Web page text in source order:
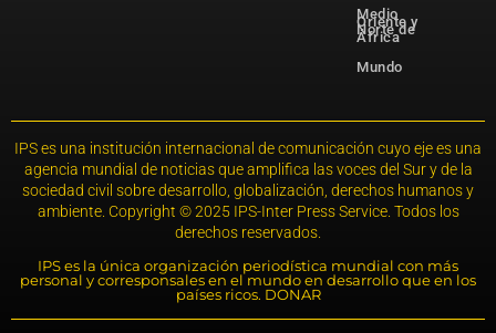
Medio
Oriente y
Norte de
África
Mundo
IPS es una institución internacional de comunicación cuyo eje es una
agencia mundial de noticias que amplifica las voces del Sur y de la
sociedad civil sobre desarrollo, globalización, derechos humanos y
ambiente. Copyright © 2025 IPS-Inter Press Service. Todos los
derechos reservados.
IPS es la única organización periodística mundial con más
personal y corresponsales en el mundo en desarrollo que en los
países ricos. DONAR